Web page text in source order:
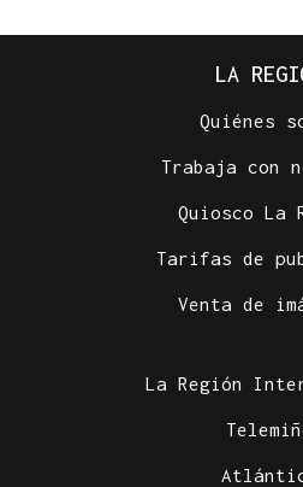
LA
Quiénes
Trabaja con
Quiosco La
Tarifas de
Venta de
La Región